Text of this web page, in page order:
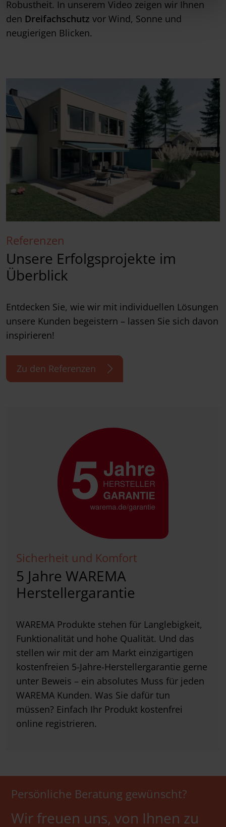
Robustheit. In unserem Video zeigen wir Ihnen
den Dreifachschutz vor Wind, Sonne und
neugierigen Blicken.
Referenzen
Unsere Erfolgsprojekte im
Überblick
Entdecken Sie, wie wir mit individuellen Lösungen
unsere Kunden begeistern – lassen Sie sich davon
inspirieren!
Zu den Referenzen
Sicherheit und Komfort
5 Jahre WAREMA
Herstellergarantie
WAREMA Produkte stehen für Langlebigkeit,
Funktionalität und hohe Qualität. Und das
stellen wir mit der am Markt einzigartigen
kostenfreien 5-Jahre-Herstellergarantie gerne
unter Beweis – ein absolutes Muss für jeden
WAREMA Kunden. Was Sie dafür tun
müssen? Einfach Ihr Produkt kostenfrei
online registrieren.
Persönliche Beratung gewünscht?
Wir freuen uns, von Ihnen zu